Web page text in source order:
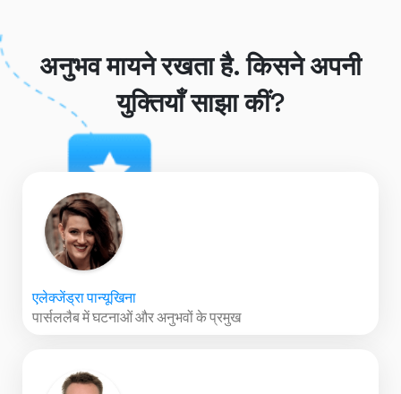
अनुभव मायने रखता है. किसने अपनी
युक्तियाँ साझा कीं?
एलेक्जेंड्रा पान्यूखिना
पार्सललैब में घटनाओं और अनुभवों के प्रमुख